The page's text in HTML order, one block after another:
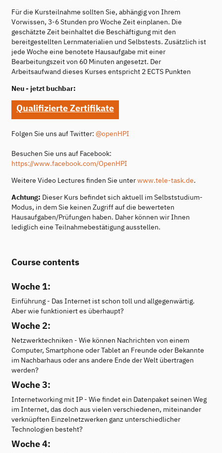
Für die Kursteilnahme sollten Sie, abhängig von Ihrem
Vorwissen, 3-6 Stunden pro Woche Zeit einplanen. Die
geschätzte Zeit beinhaltet die Beschäftigung mit den
bereitgestellten Lernmaterialien und Selbstests. Zusätzlich ist
jede Woche eine benotete Hausaufgabe mit einer
Bearbeitungszeit von 60 Minuten angesetzt. Der
Arbeitsaufwand dieses Kurses entspricht 2 ECTS Punkten
Neu - jetzt buchbar:
Qualifizierte Zertifikate
Folgen Sie uns auf Twitter: @openHPI
Besuchen Sie uns auf Facebook:
https://www.facebook.com/OpenHPI
Weitere Video Lectures finden Sie unterwww.tele-task.de.
Achtung: Dieser Kurs befindet sich aktuell im Selbststudium-
Modus, in dem Sie keinen Zugriff auf die bewerteten
Hausaufgaben/Prüfungen haben. Daher können wir Ihnen
lediglich eine Teilnahmebestätigung ausstellen.
Course contents
Woche 1:
Einführung - Das Internet ist schon toll und allgegenwärtig.
Aber wie funktioniert es überhaupt?
Woche 2:
Netzwerktechniken - Wie können Nachrichten von einem
Computer, Smartphone oder Tablet an Freunde oder Bekannte
im Nachbarhaus oder ans andere Ende der Welt übertragen
werden?
Woche 3:
Internetworking mit IP - Wie findet ein Datenpaket seinen Weg
im Internet, das doch aus vielen verschiedenen, miteinander
verknüpften Einzelnetzwerken ganz unterschiedlicher
Technologien besteht?
Woche 4: